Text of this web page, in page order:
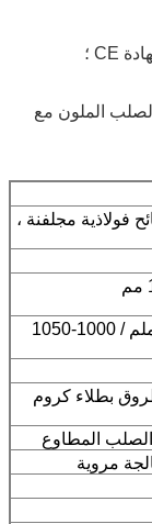
الصلب الملون مع
فولاذية مجلفنة ،
762-760 ملم / 840-910 ملم / 1000-1050
فولاذ مطروق بطلاء كروم